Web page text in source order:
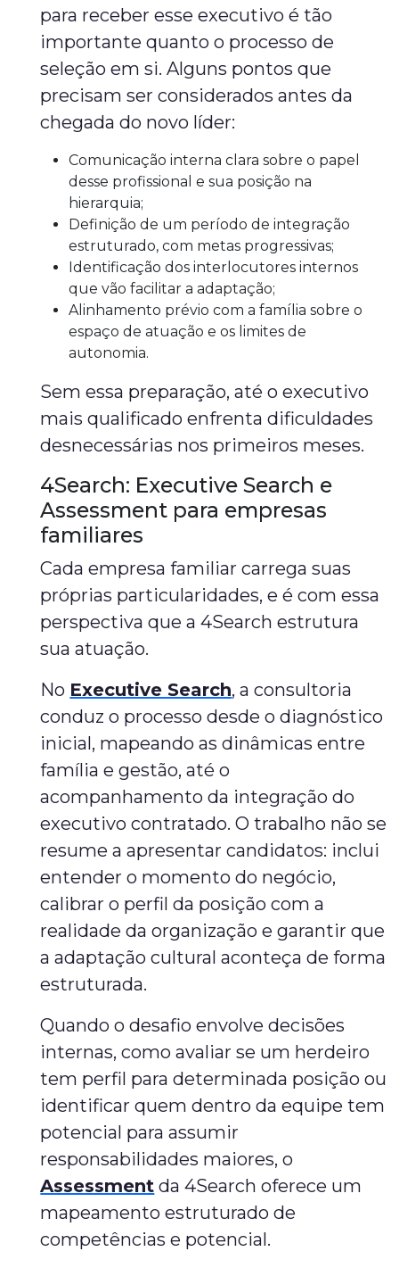
para receber esse executivo é tão
importante quanto o processo de
seleção em si. Alguns pontos que
precisam ser considerados antes da
chegada do novo líder:
Comunicação interna clara sobre o papel
desse profissional e sua posição na
hierarquia;
Definição de um período de integração
estruturado, com metas progressivas;
Identificação dos interlocutores internos
que vão facilitar a adaptação;
Alinhamento prévio com a família sobre o
espaço de atuação e os limites de
autonomia.
Sem essa preparação, até o executivo
mais qualificado enfrenta dificuldades
desnecessárias nos primeiros meses.
4Search: Executive Search e
Assessment para empresas
familiares
Cada empresa familiar carrega suas
próprias particularidades, e é com essa
perspectiva que a 4Search estrutura
sua atuação.
No Executive Search, a consultoria
conduz o processo desde o diagnóstico
inicial, mapeando as dinâmicas entre
família e gestão, até o
acompanhamento da integração do
executivo contratado. O trabalho não se
resume a apresentar candidatos: inclui
entender o momento do negócio,
calibrar o perfil da posição com a
realidade da organização e garantir que
a adaptação cultural aconteça de forma
estruturada.
Quando o desafio envolve decisões
internas, como avaliar se um herdeiro
tem perfil para determinada posição ou
identificar quem dentro da equipe tem
potencial para assumir
responsabilidades maiores, o
Assessment da 4Search oferece um
mapeamento estruturado de
competências e potencial.